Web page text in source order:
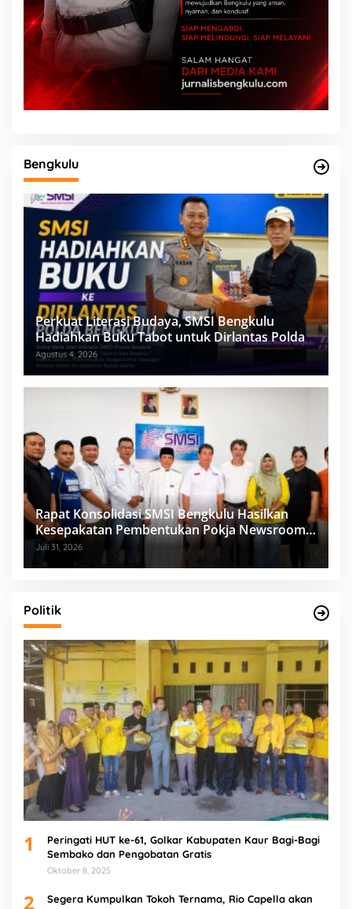
Bengkulu
Perkuat Literasi Budaya, SMSI Bengkulu
Hadiahkan Buku Tabot untuk Dirlantas Polda
Agustus 4, 2026
Rapat Konsolidasi SMSI Bengkulu Hasilkan
Kesepakatan Pembentukan Pokja Newsroom
Kolaboratif
Juli 31, 2026
Politik
1
Peringati HUT ke-61, Golkar Kabupaten Kaur Bagi-Bagi
Sembako dan Pengobatan Gratis
Oktober 8, 2025
2
Segera Kumpulkan Tokoh Ternama, Rio Capella akan